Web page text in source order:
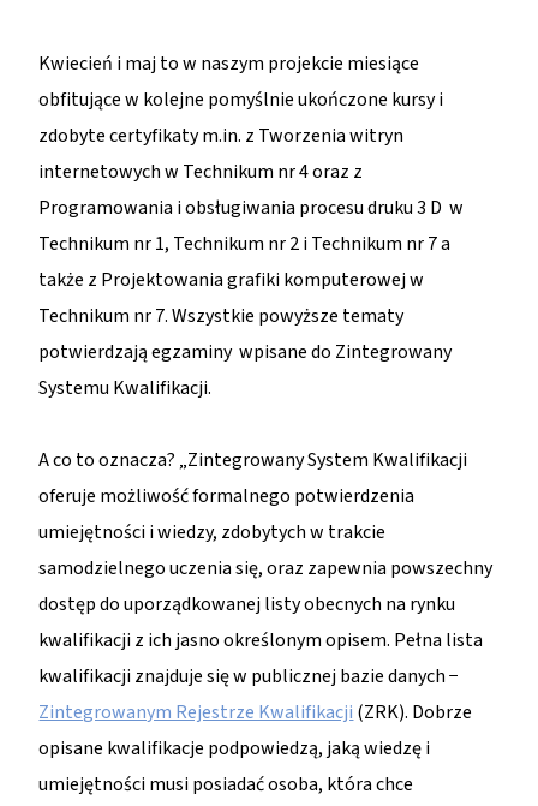
Kwiecień i maj to w naszym projekcie miesiące
obfitujące w kolejne pomyślnie ukończone kursy i
zdobyte certyfikaty m.in. z Tworzenia witryn
internetowych w Technikum nr 4 oraz z
Programowania i obsługiwania procesu druku 3 D w
Technikum nr 1, Technikum nr 2 i Technikum nr 7 a
także z Projektowania grafiki komputerowej w
Technikum nr 7. Wszystkie powyższe tematy
potwierdzają egzaminy wpisane do Zintegrowany
Systemu Kwalifikacji.
A co to oznacza? „Zintegrowany System Kwalifikacji
oferuje możliwość formalnego potwierdzenia
umiejętności i wiedzy, zdobytych w trakcie
samodzielnego uczenia się, oraz zapewnia powszechny
dostęp do uporządkowanej listy obecnych na rynku
kwalifikacji z ich jasno określonym opisem. Pełna lista
kwalifikacji znajduje się w publicznej bazie danych −
Zintegrowanym Rejestrze Kwalifikacji (ZRK). Dobrze
opisane kwalifikacje podpowiedzą, jaką wiedzę i
umiejętności musi posiadać osoba, która chce